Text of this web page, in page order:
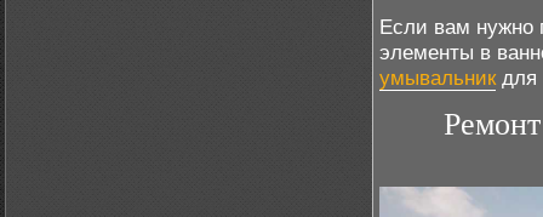
Если вам нужно
элементы в
умывальникдля